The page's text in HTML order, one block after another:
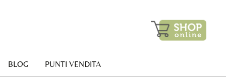
BLOG PUNTI VENDITA